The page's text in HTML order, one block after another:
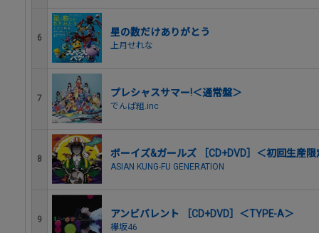
6 星の数だけありがとう
上月せれな
7 プレシャスサマー!＜通常盤＞
でんぱ組.inc
8 ボーイズ&ガールズ ［CD+DVD］＜初回生産
ASIAN KUNG-FU GENERATION
9 アンビバレント ［CD+DVD］＜TYPE-A＞
欅坂46